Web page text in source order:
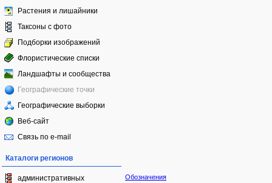
Растения и лишайники
Таксоны с фото
Подборки изображений
Флористические списки
Ландшафты и сообщества
Географические точки
Географические выборки
Веб-сайт
Связь по e-mail
Каталоги регионов
административных
Обозначения